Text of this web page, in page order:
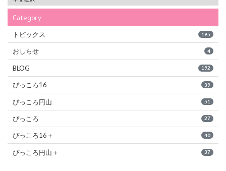
Category
トピックス 195
おしらせ 4
BLOG 192
ぴっころ16 39
ぴっころ円山 51
ぴっころ 27
ぴっころ16＋ 40
ぴっころ円山＋ 37